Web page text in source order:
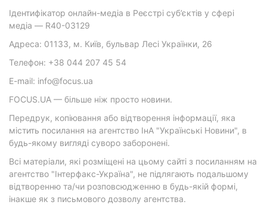
Ідентифікатор онлайн-медіа в Реєстрі суб’єктів у сфері
медіа — R40-03129
Адреса: 01133, м. Київ, бульвар Лесі Українки, 26
Телефон: +38 044 207 45 54
E-mail: info@focus.ua
FOCUS.UA — більше ніж просто новини.
Передрук, копіювання або відтворення інформації, яка
містить посилання на агентство ІнА "Українські Новини", в
будь-якому вигляді суворо заборонені.
Всі матеріали, які розміщені на цьому сайті з посиланням на
агентство "Інтерфакс-Україна", не підлягають подальшому
відтворенню та/чи розповсюдженню в будь-якій формі,
інакше як з письмового дозволу агентства.